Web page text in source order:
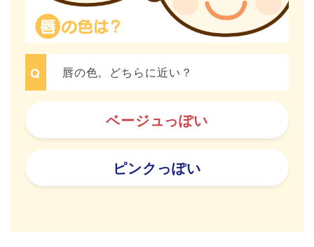
唇の色。どちらに近い？
ベージュっぽい
ピンクっぽい